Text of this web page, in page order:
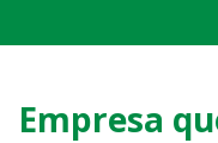
Empresa